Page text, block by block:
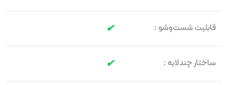
قابلیت شست‌وشو :
ساختار چندلایه :